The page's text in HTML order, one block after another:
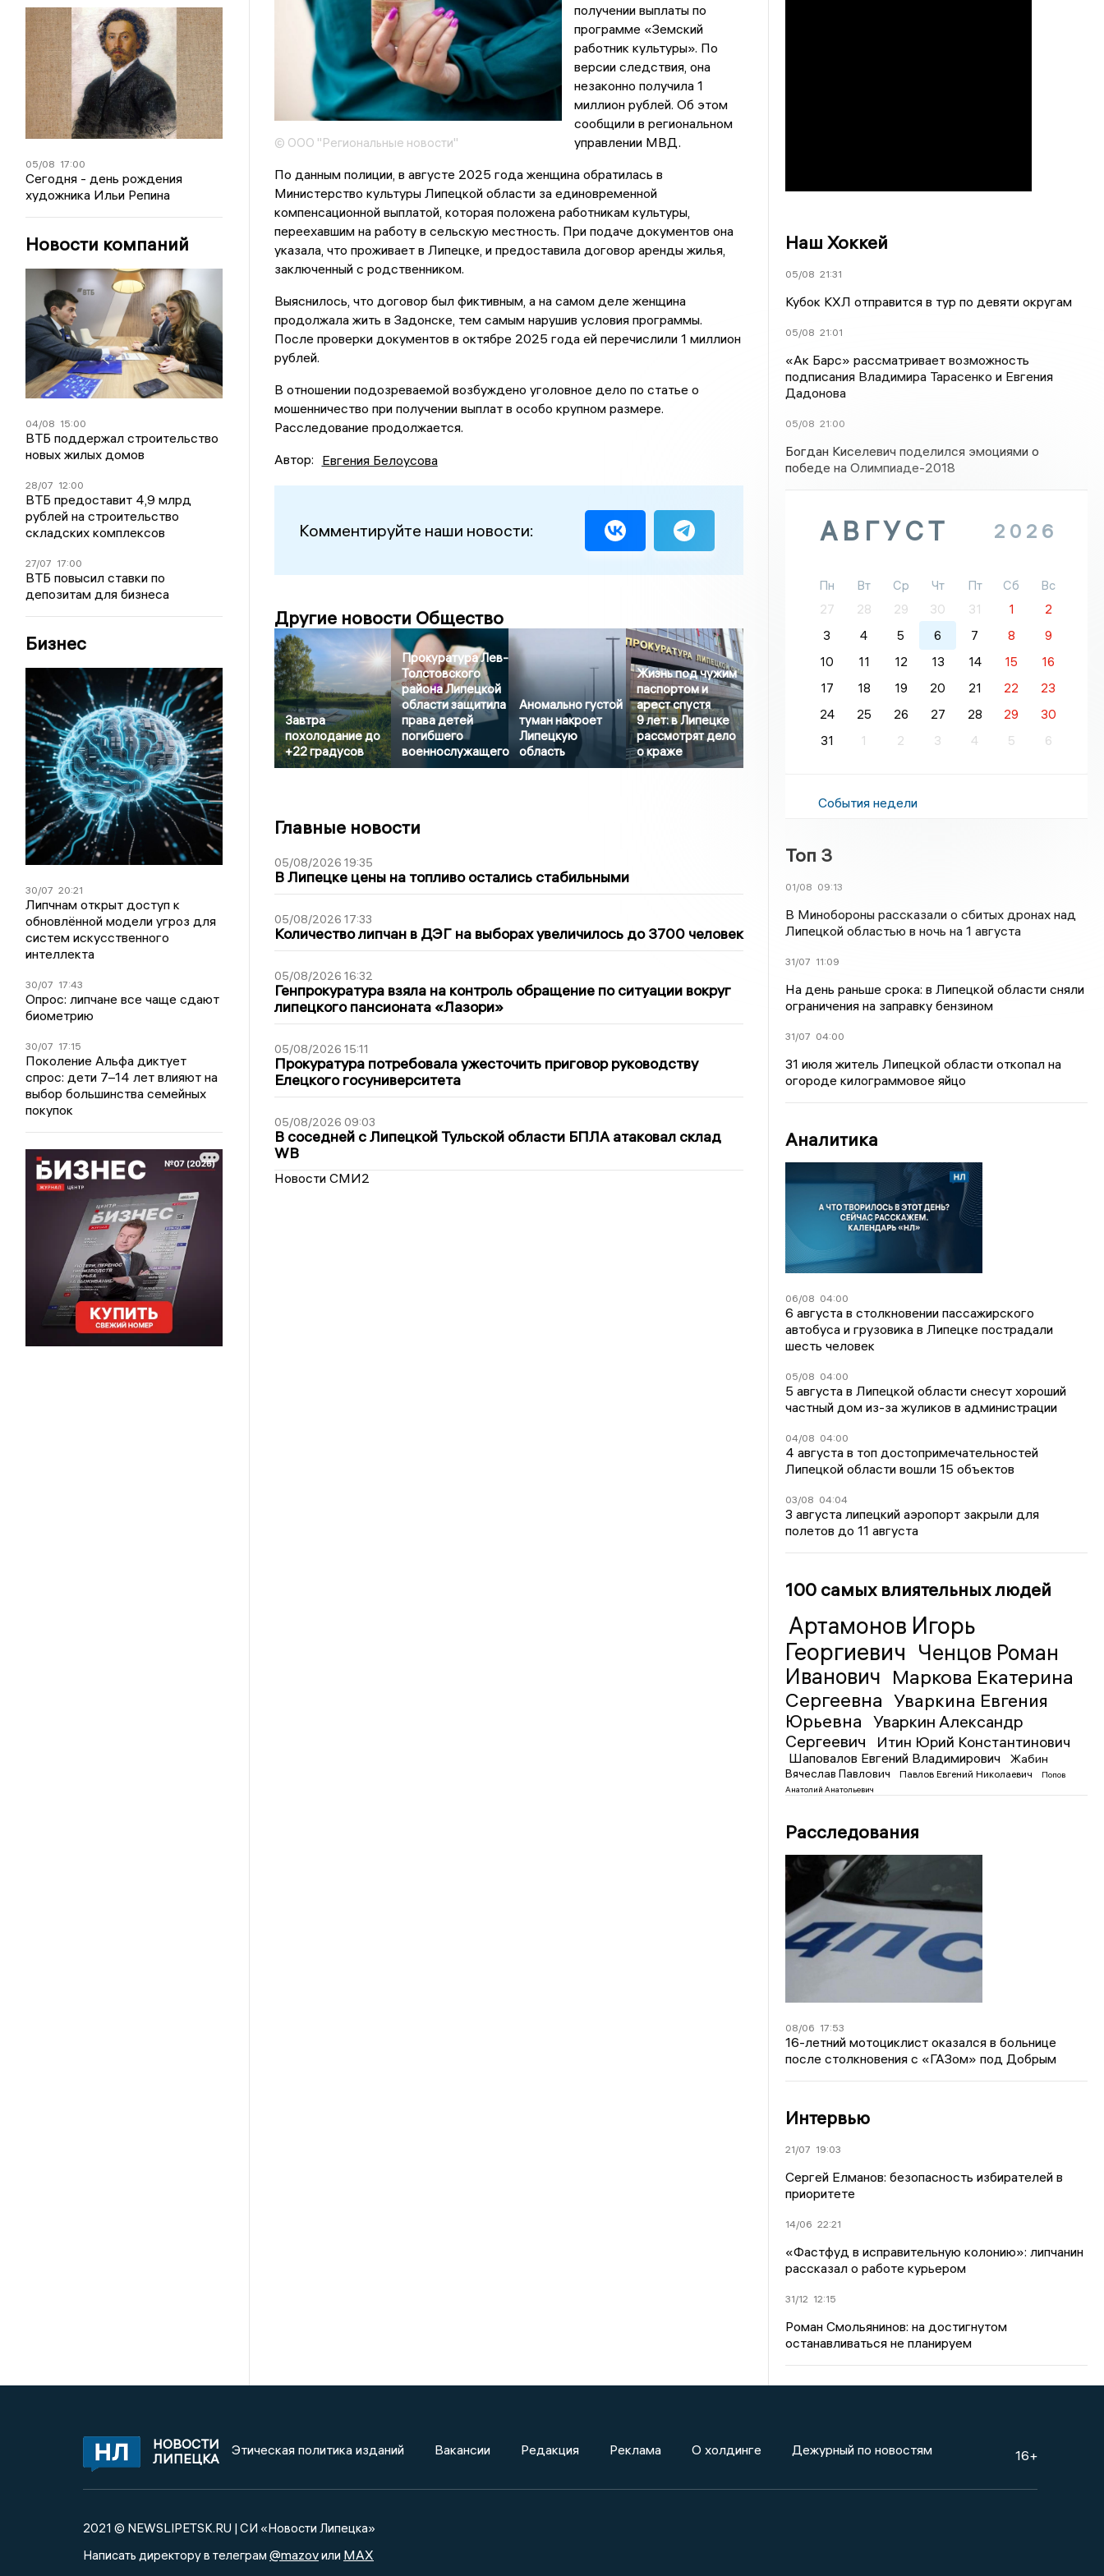
05/08 17:00
Сегодня - день рождения
художника Ильи Репина
Новости компаний
04/08 15:00
ВТБ поддержал строительство
новых жилых домов
28/07 12:00
ВТБ предоставит 4,9 млрд
рублей на строительство
складских комплексов
27/07 17:00
ВТБ повысил ставки по
депозитам для бизнеса
Бизнес
30/07 20:21
Липчнам открыт доступ к
обновлённой модели угроз для
систем искусственного
интеллекта
30/07 17:43
Опрос: липчане все чаще сдают
биометрию
30/07 17:15
Поколение Альфа диктует
спрос: дети 7–14 лет влияют на
выбор большинства семейных
покупок
© ООО "Региональные новости"
получении выплаты по
программе «Земский
работник культуры». По
версии следствия, она
незаконно получила 1
миллион рублей. Об этом
сообщили в региональном
управлении МВД.
По данным полиции, в августе 2025 года женщина обратилась в
Министерство культуры Липецкой области за единовременной
компенсационной выплатой, которая положена работникам культуры,
переехавшим на работу в сельскую местность. При подаче документов она
указала, что проживает в Липецке, и предоставила договор аренды жилья,
заключенный с родственником.
Выяснилось, что договор был фиктивным, а на самом деле женщина
продолжала жить в Задонске, тем самым нарушив условия программы.
После проверки документов в октябре 2025 года ей перечислили 1 миллион
рублей.
В отношении подозреваемой возбуждено уголовное дело по статье о
мошенничество при получении выплат в особо крупном размере.
Расследование продолжается.
Автор: Евгения Белоусова
Комментируйте наши новости:
Другие новости Общество
Завтра
похолодание до
+22 градусов
Прокуратура Лев-
Толстовского
района Липецкой
области защитила
права детей
погибшего
военнослужащего
Аномально густой
туман накроет
Липецкую
область
Жизнь под чужим
паспортом и
арест спустя
9 лет: в Липецке
рассмотрят дело
о краже
Главные новости
05/08/2026 19:35
В Липецке цены на топливо остались стабильными
05/08/2026 17:33
Количество липчан в ДЭГ на выборах увеличилось до 3700 человек
05/08/2026 16:32
Генпрокуратура взяла на контроль обращение по ситуации вокруг
липецкого пансионата «Лазори»
05/08/2026 15:11
Прокуратура потребовала ужесточить приговор руководству
Елецкого госуниверситета
05/08/2026 09:03
В соседней с Липецкой Тульской области БПЛА атаковал склад
WB
Новости СМИ2
Наш Хоккей
05/08 21:31
Кубок КХЛ отправится в тур по девяти округам
05/08 21:01
«Ак Барс» рассматривает возможность
подписания Владимира Тарасенко и Евгения
Дадонова
05/08 21:00
Богдан Киселевич поделился эмоциями о
победе на Олимпиаде-2018
АВГУСТ 2026
Пн Вт Ср Чт Пт Сб
Вс
27
28 29 30 31 1
2
3
4 5 6 7 8
9
10
11 12 13 14 15
16
17
18 19 20 21 22
23
24
25 26 27 28 29
30
31
1 2 3 4 5 6
События недели
Топ 3
01/08 09:13
В Минобороны рассказали о сбитых дронах над
Липецкой областью в ночь на 1 августа
31/07 11:09
На день раньше срока: в Липецкой области сняли
ограничения на заправку бензином
31/07 04:00
31 июля житель Липецкой области откопал на
огороде килограммовое яйцо
Аналитика
06/08 04:00
6 августа в столкновении пассажирского
автобуса и грузовика в Липецке пострадали
шесть человек
05/08 04:00
5 августа в Липецкой области снесут хороший
частный дом из-за жуликов в администрации
04/08 04:00
4 августа в топ достопримечательностей
Липецкой области вошли 15 объектов
03/08 04:04
3 августа липецкий аэропорт закрыли для
полетов до 11 августа
100 самых влиятельных людей
Артамонов Игорь
Георгиевич Ченцов Роман
Иванович Маркова Екатерина
Сергеевна Уваркина Евгения
Юрьевна
Уваркин Александр
Сергеевич
Итин Юрий Константинович
Шаповалов Евгений Владимирович
Жабин
Вячеслав Павлович
Павлов Евгений Николаевич
Попов
Анатолий Анатольевич
Расследования
08/06 17:53
16-летний мотоциклист оказался в больнице
после столкновения с «ГАЗом» под Добрым
Интервью
21/07 19:03
Сергей Елманов: безопасность избирателей в
приоритете
14/06 22:21
«Фастфуд в исправительную колонию»: липчанин
рассказал о работе курьером
31/12 12:15
Роман Смольянинов: на достигнутом
останавливаться не планируем
НОВОСТИ
ЛИПЕЦКА
Этическая политика изданий Вакансии Редакция Реклама О холдинге Дежурный по новостям 16+
2021 © NEWSLIPETSK.RU | СИ «Новости Липецка»
Написать директору в телеграм @mazovили MAX